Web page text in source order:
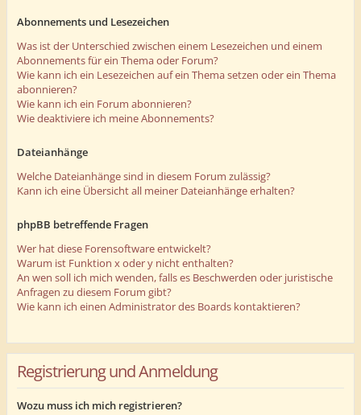
Abonnements und Lesezeichen
Was ist der Unterschied zwischen einem Lesezeichen und einem
Abonnements für ein Thema oder Forum?
Wie kann ich ein Lesezeichen auf ein Thema setzen oder ein Thema
abonnieren?
Wie kann ich ein Forum abonnieren?
Wie deaktiviere ich meine Abonnements?
Dateianhänge
Welche Dateianhänge sind in diesem Forum zulässig?
Kann ich eine Übersicht all meiner Dateianhänge erhalten?
phpBB betreffende Fragen
Wer hat diese Forensoftware entwickelt?
Warum ist Funktion x oder y nicht enthalten?
An wen soll ich mich wenden, falls es Beschwerden oder juristische
Anfragen zu diesem Forum gibt?
Wie kann ich einen Administrator des Boards kontaktieren?
Registrierung und Anmeldung
Wozu muss ich mich registrieren?